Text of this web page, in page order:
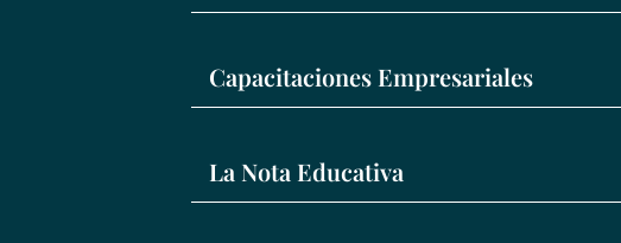
Capacitaciones Empresariales
La Nota Educativa